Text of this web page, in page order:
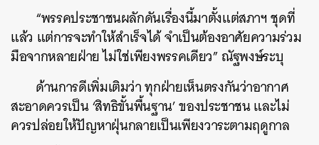
“พรรคประชาชนผลักดันเรื่องนี้มาตั้งแต่สภาฯ ชุดที่
แล้ว แต่การจะทำให้สำเร็จได้ จำเป็นต้องอาศัยความร่วม
มือจากหลายฝ่าย ไม่ใช่เพียงพรรคเดียว” ณัฐพงษ์ระบุ
ด้านการดีเพิ่มเติมว่า ทุกฝ่ายเห็นตรงกันว่าอากาศ
สะอาดควรเป็น ‘สิทธิขั้นพื้นฐาน’ ของประชาชน และไม่
ควรปล่อยให้ปัญหาฝุ่นกลายเป็นเพียงวาระตามฤดูกาล